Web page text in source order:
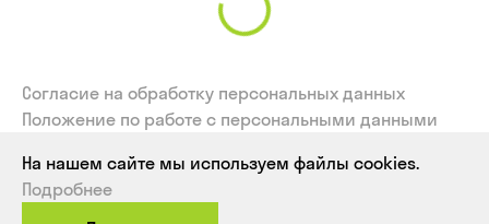
Согласие на обработку персональных данных
Положение по работе с персональными данными
Согласие на обработку персональных данных,
собираемых метрическими системами
На нашем сайте мы используем файлы cookies.
Подробнее